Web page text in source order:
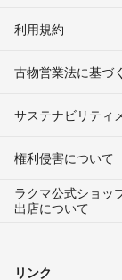
利用規約
古物営業法に基づ
サステナビリティ
権利侵害について
ラクマ公式ショッ
出店について
リンク